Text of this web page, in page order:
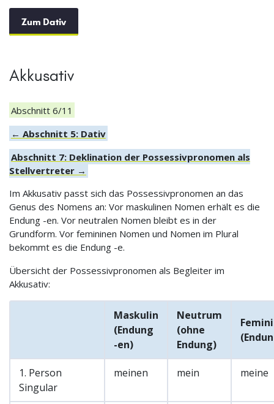
Zum Dativ
Akkusativ
Abschnitt 6/11
← Abschnitt 5: Dativ
Abschnitt 7: Deklination der Possessivpronomen als
Stellvertreter →
Im Akkusativ passt sich das Possessivpronomen an das
Genus des Nomens an: Vor maskulinen Nomen erhält es die
Endung -en. Vor neutralen Nomen bleibt es in der
Grundform. Vor femininen Nomen und Nomen im Plural
bekommt es die Endung -e.
Übersicht der Possessivpronomen als Begleiter im
Akkusativ:
Maskulin
(Endung
-en)
Neutrum
(ohne
Endung)
1. Person
Singular
meinen mein meine